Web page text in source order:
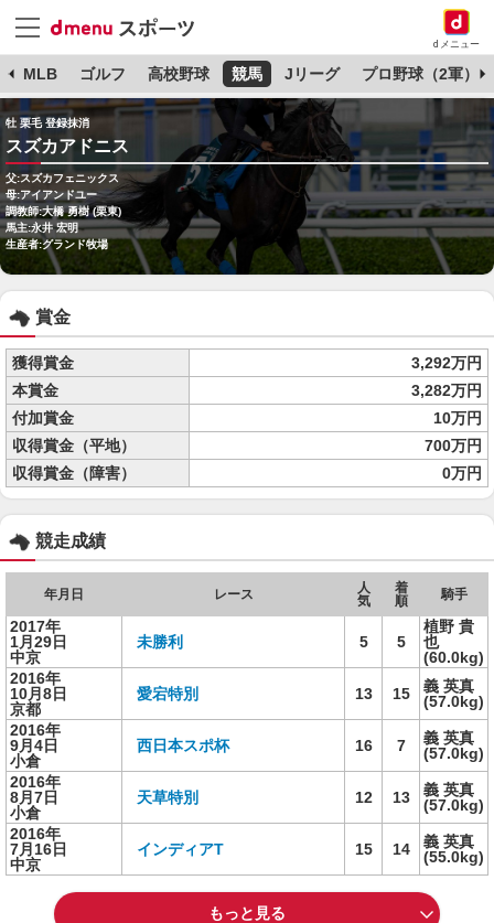
dメニュー
MLB ゴルフ 高校野球 競馬 Jリーグ プロ野球（2軍）
牡 栗毛 登録抹消
スズカアドニス
父:スズカフェニックス
母:アイアンドユー
調教師:大橋 勇樹 (栗東)
馬主:永井 宏明
生産者:グランド牧場
賞金
獲得賞金
3,292万円
本賞金
3,282万円
付加賞金
10万円
収得賞金（平地）
700万円
収得賞金（障害）
0万円
競走成績
年月日 レース
人
気
着
順
騎手
2017年
1月29日
中京
未勝利 5 5
植野 貴
也
(60.0kg)
2016年
10月8日
京都
愛宕特別 13 15
義 英真
(57.0kg)
2016年
9月4日
小倉
西日本スポ杯 16 7
義 英真
(57.0kg)
2016年
8月7日
小倉
天草特別 12 13
義 英真
(57.0kg)
2016年
7月16日
中京
インディアT 15 14
義 英真
(55.0kg)
もっと見る